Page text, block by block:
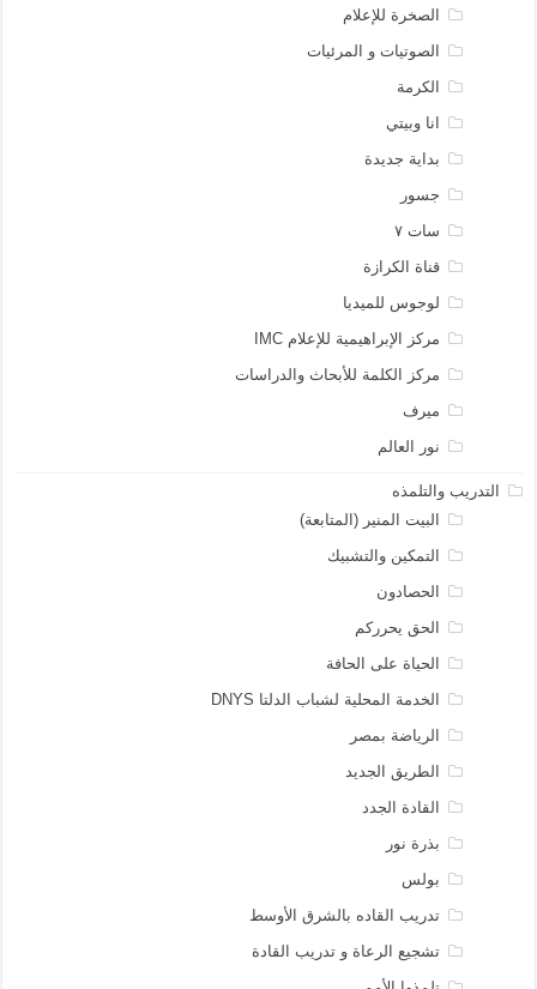
الصخرة للإعلام
الصوتيات و المرئيات
الكرمة
انا وبيتي
بداية جديدة
جسور
سات ٧
قناة الكرازة
لوجوس للميديا
مركز الإبراهيمية للإعلام IMC
مركز الكلمة للأبحاث والدراسات
ميرف
نور العالم
التدريب والتلمذه
البيت المنير (المتابعة)
التمكين والتشبيك
الحصادون
الحق يحرركم
الحياة على الحافة
الخدمة المحلية لشباب الدلتا DNYS
الرياضة بمصر
الطريق الجديد
القادة الجدد
بذرة نور
بولس
تدريب القاده بالشرق الأوسط
تشجيع الرعاة و تدريب القادة